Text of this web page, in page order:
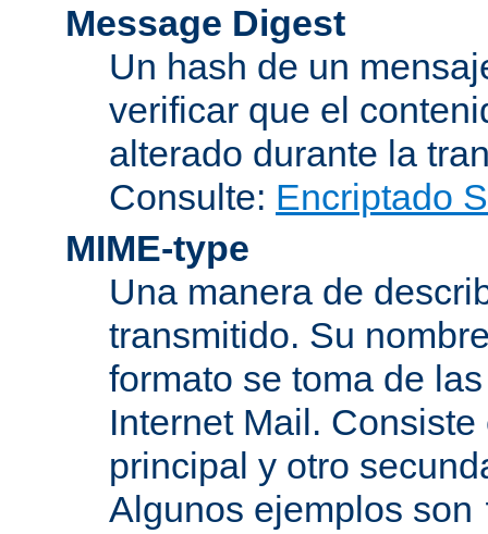
Message Digest
Un hash de un
verificar que el
alterado durante la
Consulte: Encriptado
MIME-type
Una manera de
transmitido. Su
formato se toma de
Internet Mail.
principal y otro
Algunos ejemplos son